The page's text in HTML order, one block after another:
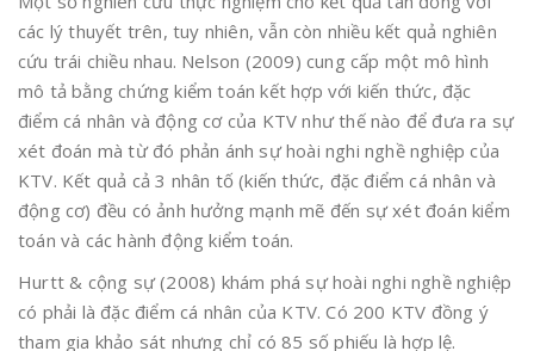
các lý thuyết trên, tuy nhiên, vẫn còn nhiều kết quả nghiên
cứu trái chiều nhau. Nelson (2009) cung cấp một mô hình
mô tả bằng chứng kiểm toán kết hợp với kiến thức, đặc
điểm cá nhân và động cơ của KTV như thế nào để đưa ra sự
xét đoán mà từ đó phản ánh sự hoài nghi nghề nghiệp của
KTV. Kết quả cả 3 nhân tố (kiến thức, đặc điểm cá nhân và
động cơ) đều có ảnh hưởng mạnh mẽ đến sự xét đoán kiểm
toán và các hành động kiểm toán.
Hurtt & cộng sự (2008) khám phá sự hoài nghi nghề nghiệp
có phải là đặc điểm cá nhân của KTV. Có 200 KTV đồng ý
tham gia khảo sát nhưng chỉ có 85 số phiếu là hợp lệ.